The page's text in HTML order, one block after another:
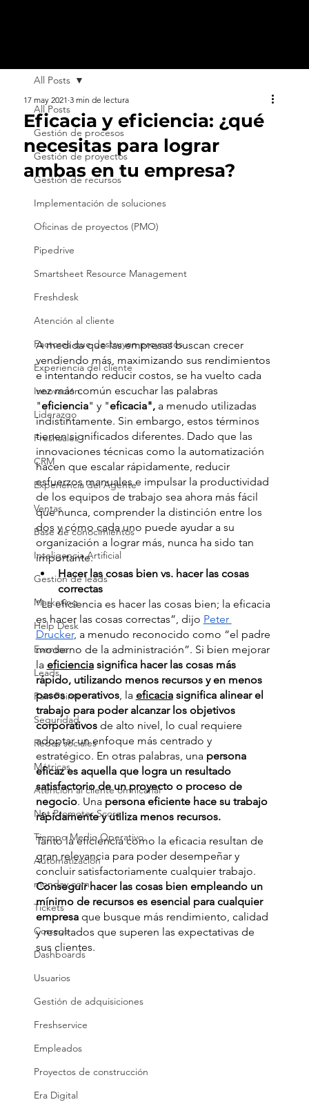
All Posts
Gestión de procesos
Gestión de proyectos
Gestión de recursos
Implementación de soluciones
Oficinas de proyectos (PMO)
Pipedrive
Smartsheet Resource Management
Freshdesk
Atención al cliente
Factores que destruyen proyectos
Experiencia del cliente
Innovación
Liderazgo
Freshsales
CRM
Experiencia del Agente
Ventas
Base de conocimientos
Inteligencia Artificial
Gestión de leads
Marketing
Help Desk
Eventos
Leads
Pain Points
Seguridad
Redes sociales
Métricas
Atención al cliente omnicanal
Net Promoter Score
Tiempo Medio Operativo
Automatización
monday.com
Tickets
Correos
Dashboards
Usuarios
Gestión de adquisiciones
Freshservice
Empleados
Proyectos de construcción
Era Digital
All Posts
Eficacia y eficiencia: ¿qué
necesitas para lograr
ambas en tu empresa?
17 may 2021 3 min de lectura
A medida que las empresas buscan crecer
vendiendo más, maximizando sus rendimientos
e intentando reducir costos, se ha vuelto cada
vez más común escuchar las palabras
"eficiencia" y "eficacia", a menudo utilizadas
indistintamente. Sin embargo, estos términos
tienen significados diferentes. Dado que las
innovaciones técnicas como la automatización
hacen que escalar rápidamente, reducir
esfuerzos manuales e impulsar la productividad
de los equipos de trabajo sea ahora más fácil
que nunca, comprender la distinción entre los
dos y cómo cada uno puede ayudar a su
organización a lograr más, nunca ha sido tan
importante.
Hacer las cosas bien vs. hacer las cosas
correctas
“La eficiencia es hacer las cosas bien; la eficacia
es hacer las cosas correctas”, dijo Peter
Drucker, a menudo reconocido como “el padre
moderno de la administración”. Si bien mejorar
la eficiencia significa hacer las cosas más
rápido, utilizando menos recursos y en menos
pasos operativos, la eficacia significa alinear el
trabajo para poder alcanzar los objetivos
corporativos de alto nivel, lo cual requiere
adoptar un enfoque más centrado y
estratégico. En otras palabras, una persona
eficaz es aquella que logra un resultado
satisfactorio de un proyecto o proceso de
negocio. Una persona eficiente hace su trabajo
rápidamente y utiliza menos recursos.
Tanto la eficiencia como la eficacia resultan de
gran relevancia para poder desempeñar y
concluir satisfactoriamente cualquier trabajo.
Conseguir hacer las cosas bien empleando un
mínimo de recursos es esencial para cualquier
empresa que busque más rendimiento, calidad
y resultados que superen las expectativas de
sus clientes.